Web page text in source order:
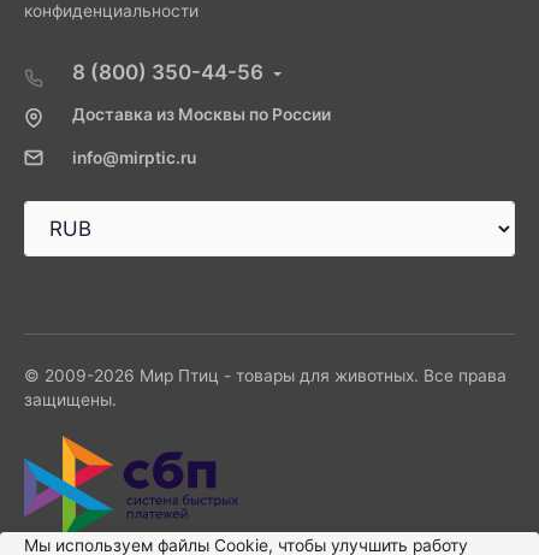
конфиденциальности
8 (800) 350-44-56
Доставка из Москвы по России
info@mirptic.ru
© 2009-2026 Мир Птиц - товары для животных. Все права
защищены.
Мы используем файлы Сookie, чтобы улучшить работу